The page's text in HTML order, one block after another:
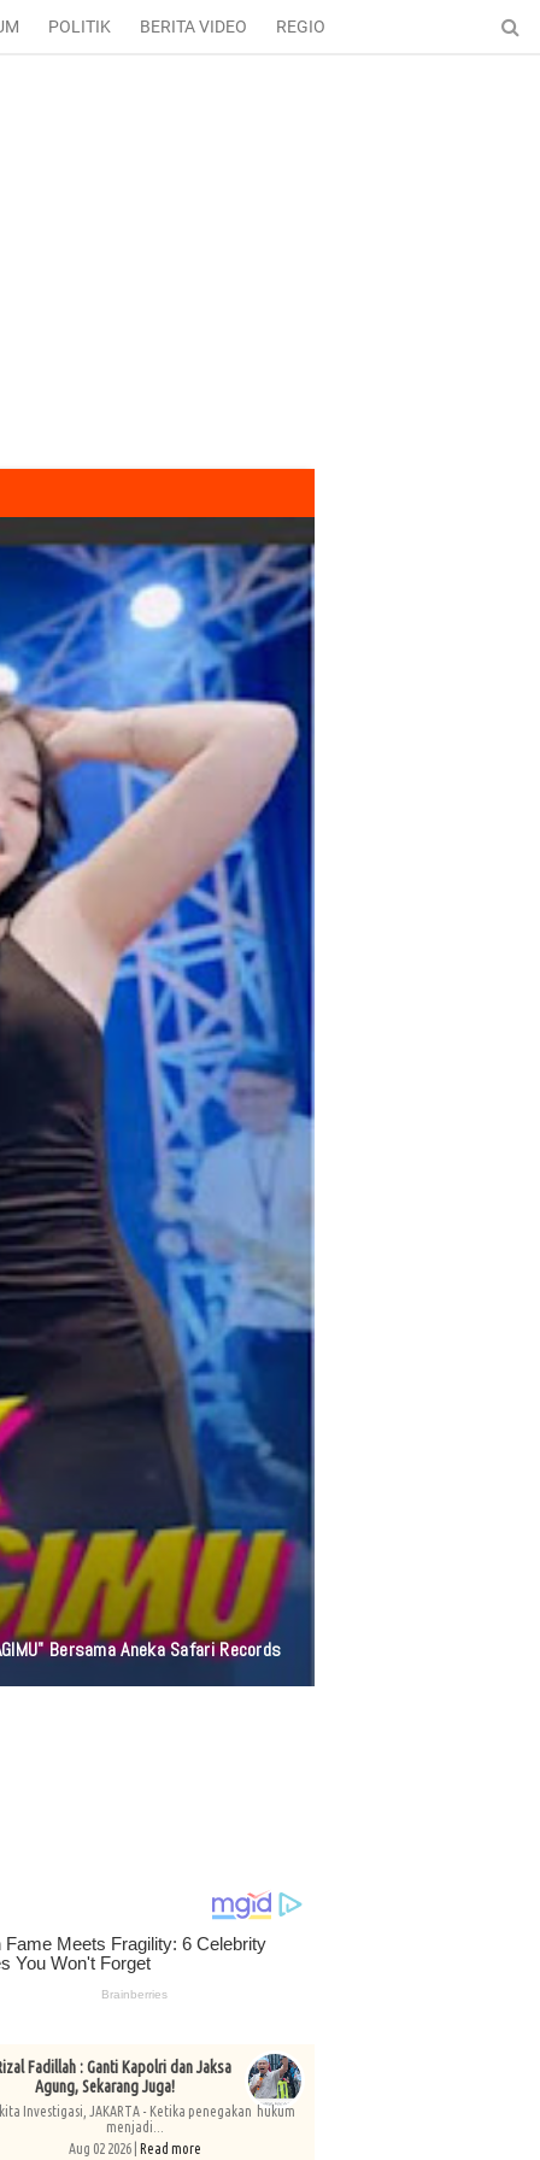
POLITIK BERITA VIDEO REGIONAL ENTERTAINMENT
Bersama Aneka Safari Records
Fadillah : Ganti Kapolri dan Jaksa
Agung, Sekarang Juga!
Investigasi, JAKARTA - Ketika penegakan hukum
menjadi...
Aug 02 2026 | Read more